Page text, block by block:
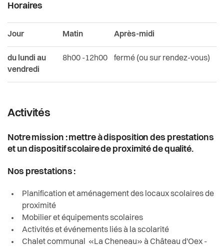
Horaires
Jour Matin Après-midi
du lundi au
vendredi
8h00 -12h00 fermé (ou sur rendez-vous)
Activités
Notre mission : mettre à disposition des prestations
et un dispositif scolaire de proximité de qualité.
Nos prestations :
Planification et aménagement des locaux scolaires de
proximité
Mobilier et équipements scolaires
Activités et événements liés à la scolarité
Chalet communal «La Cheneau» à Château d'Oex -